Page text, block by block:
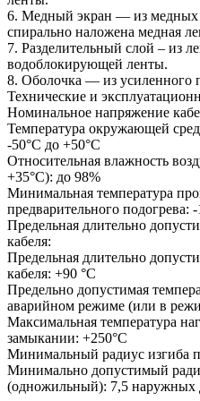
6. Медный экран — из медных
спирально наложена медная
7. Разделительный слой – из
водоблокирующей ленты.
8. Оболочка — из усиленного
Технические и
Номинальное напряжение
Температура окружающей
-50°С до +50°С
Относительная влажность
+35°С): до 98%
Минимальная температура
предварительного подогрева:
Предельная длительно
кабеля:
Предельная длительно
кабеля: +90 °С
Предельно допустимая
аварийном режиме (или в
Максимальная температура
замыкании: +250°С
Минимальный радиус изгиба
Минимально допустимый
(одножильный): 7,5 наружных